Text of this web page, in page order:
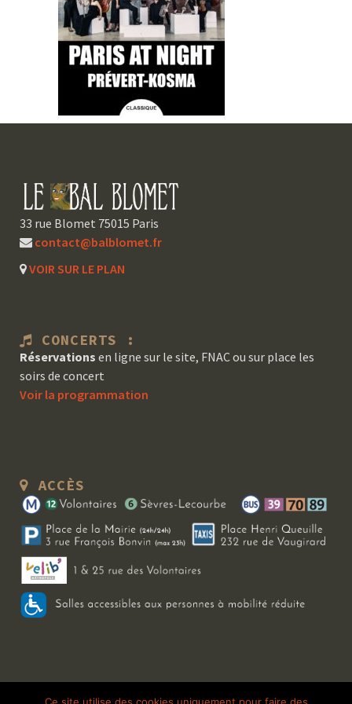
33 rue Blomet 75015 Paris
contact@balblomet.fr
VOIR SUR LE PLAN
CONCERTS :
Réservations en ligne sur le site, FNAC ou sur place les
soirs de concert
Voir la programmation
ACCÈS
Copyright 2026 Le Bal Blomet | Tous droits réservés | Mentions légales